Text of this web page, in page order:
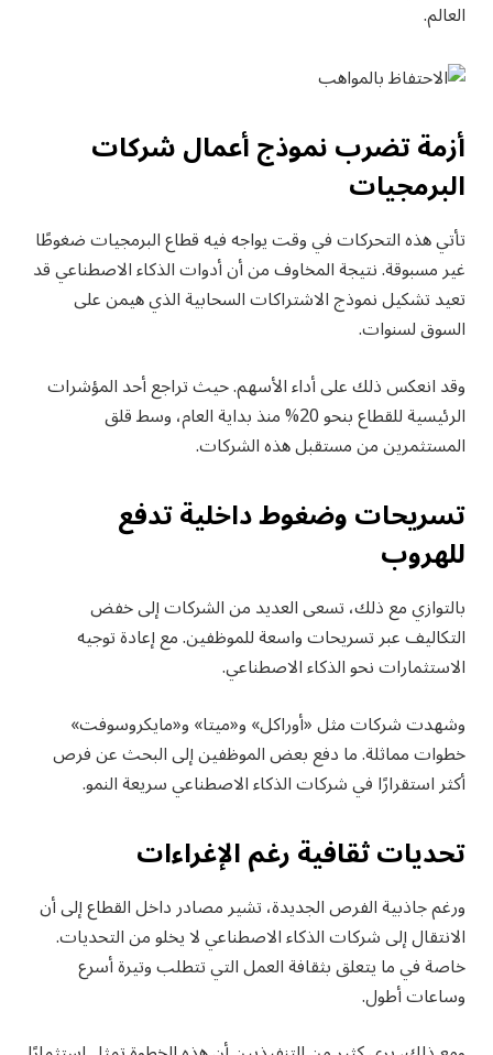
العالم.
أزمة تضرب نموذج أعمال شركات
البرمجيات
تأتي هذه التحركات في وقت يواجه فيه قطاع البرمجيات ضغوطًا
غير مسبوقة. نتيجة المخاوف من أن أدوات الذكاء الاصطناعي قد
تعيد تشكيل نموذج الاشتراكات السحابية الذي هيمن على
السوق لسنوات.
وقد انعكس ذلك على أداء الأسهم. حيث تراجع أحد المؤشرات
الرئيسية للقطاع بنحو 20% منذ بداية العام، وسط قلق
المستثمرين من مستقبل هذه الشركات.
تسريحات وضغوط داخلية تدفع
للهروب
بالتوازي مع ذلك، تسعى العديد من الشركات إلى خفض
التكاليف عبر تسريحات واسعة للموظفين. مع إعادة توجيه
الاستثمارات نحو الذكاء الاصطناعي.
وشهدت شركات مثل «أوراكل» و«ميتا» و«مايكروسوفت»
خطوات مماثلة. ما دفع بعض الموظفين إلى البحث عن فرص
أكثر استقرارًا في شركات الذكاء الاصطناعي سريعة النمو.
تحديات ثقافية رغم الإغراءات
ورغم جاذبية الفرص الجديدة، تشير مصادر داخل القطاع إلى أن
الانتقال إلى شركات الذكاء الاصطناعي لا يخلو من التحديات.
خاصة في ما يتعلق بثقافة العمل التي تتطلب وتيرة أسرع
وساعات أطول.